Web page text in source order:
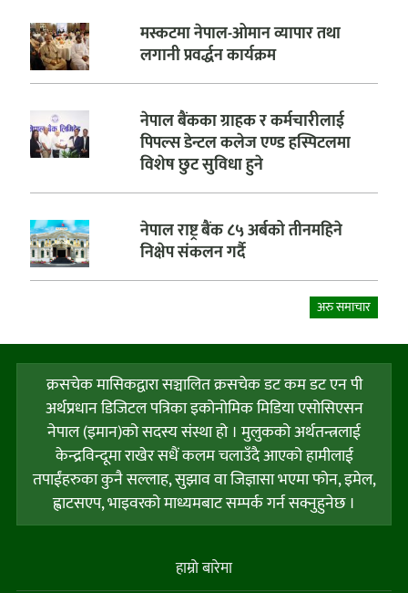
मस्कटमा नेपाल-ओमान व्यापार तथा
लगानी प्रवर्द्धन कार्यक्रम
नेपाल बैंकका ग्राहक र कर्मचारीलाई
पिपल्स डेन्टल कलेज एण्ड हस्पिटलमा
विशेष छुट सुविधा हुने
नेपाल राष्ट्र बैंक ८५ अर्बको तीनमहिने
निक्षेप संकलन गर्दै
अरु समाचार
क्रसचेक मासिकद्वारा सञ्चालित क्रसचेक डट कम डट एन पी
अर्थप्रधान डिजिटल पत्रिका इकोनोमिक मिडिया एसोसिएसन
नेपाल (इमान)को सदस्य संस्था हो । मुलुकको अर्थतन्त्रलाई
केन्द्रविन्दूमा राखेर सधैं कलम चलाउँदै आएको हामीलाई
तपाईंहरुका कुनै सल्लाह, सुझाव वा जिज्ञासा भएमा फोन, इमेल,
ह्वाटसएप, भाइवरको माध्यमबाट सम्पर्क गर्न सक्नुहुनेछ ।
हाम्राे बारेमा